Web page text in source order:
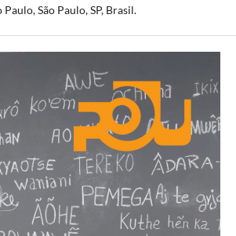
São Paulo, SP, Brasil.